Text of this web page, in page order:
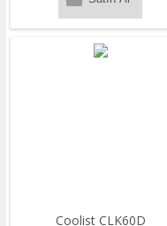
Coolist CLK60D